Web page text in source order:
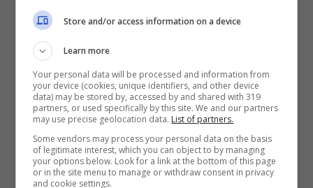
Store and/or access information on a device
Learn more
Your personal data will be processed and information from
your device (cookies, unique identifiers, and other device
data) may be stored by, accessed by and shared with 319
partners, or used specifically by this site. We and our partners
may use precise geolocation data. List of partners.
Some vendors may process your personal data on the basis
of legitimate interest, which you can object to by managing
your options below. Look for a link at the bottom of this page
or in the site menu to manage or withdraw consent in privacy
and cookie settings.